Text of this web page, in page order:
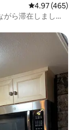
レビュー465
4.97 (465)
ら滞在しましょ